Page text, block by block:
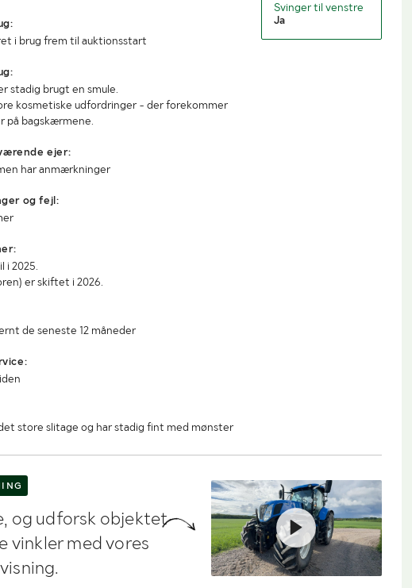
i brug frem til auktionsstart
stadig brugt en smule.
kosmetiske udfordringer - der forekommer
på bagskærmene.
ejer:
har anmærkninger
og fejl:
i 2025.
er skiftet i 2026.
de seneste 12 måneder
store slitage og har stadig fint med mønster
Svinger til venstre
Ja
og udforsk objektet
vinkler med vores